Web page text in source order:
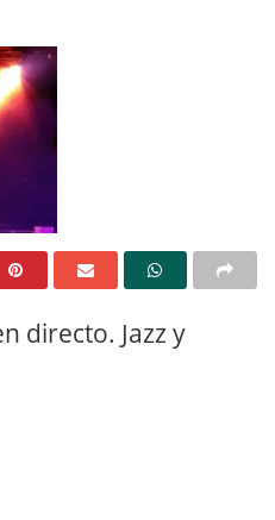
directo. Jazz y